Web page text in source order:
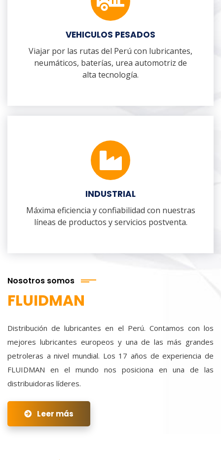
VEHICULOS PESADOS
Viajar por las rutas del Perú con lubricantes,
neumáticos, baterías, urea automotriz de
alta tecnología.
INDUSTRIAL
Máxima eficiencia y confiabilidad con nuestras
líneas de productos y servicios postventa.
Nosotros somos
FLUIDMAN
Distribución de lubricantes en el Perú. Contamos con los
mejores lubricantes europeos y una de las más grandes
petroleras a nivel mundial. Los 17 años de experiencia de
FLUIDMAN en el mundo nos posiciona en una de las
distribuidoras líderes.
Leer más